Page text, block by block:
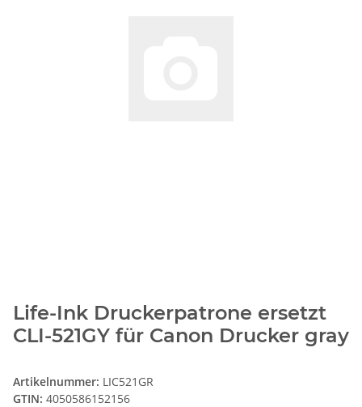
Life-Ink Druckerpatrone ersetzt
CLI-521GY für Canon Drucker gray
Artikelnummer: LIC521GR
GTIN: 4050586152156